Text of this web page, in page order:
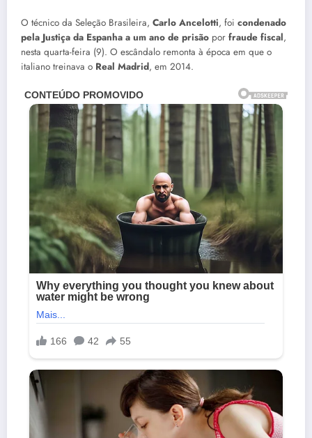
O técnico da Seleção Brasileira, Carlo Ancelotti, foi condenado
pela Justiça da Espanha a um ano de prisão por fraude fiscal,
nesta quarta-feira (9). O escândalo remonta à época em que o
italiano treinava o Real Madrid, em 2014.